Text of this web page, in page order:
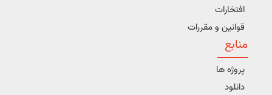
افتخارات
قوانین و مقررات
منابع
پروژه ها
دانلود